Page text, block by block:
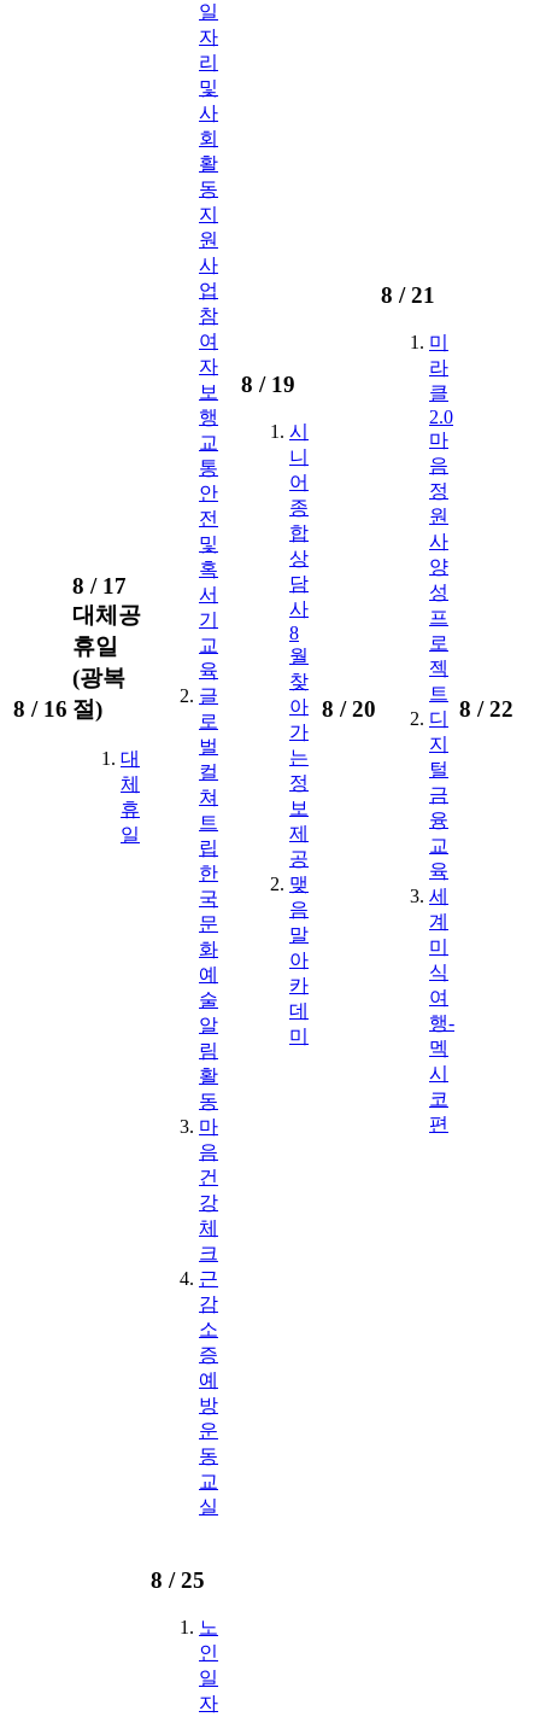
8 / 16
8 / 17
대체공
휴일
(광복
절)
대
체
휴
일
일
자
리
및
사
회
활
동
지
원
사
업
참
여
자
보
행
교
통
안
전
및
혹
서
기
교
육
글
로
벌
컬
쳐
트
립
한
국
문
화
예
술
알
림
활
동
마
음
건
강
체
크
근
감
소
증
예
방
운
동
교
실
8 / 19
시
니
어
종
합
상
담
사
8
월
찾
아
가
는
정
보
제
공
맺
음
말
아
카
데
미
8 /20
8 /21
미
라
클
2.0
마
음
정
원
사
양
성
프
로
젝
트
디
지
털
금
융
교
육
세
계
미
식
여
행-
멕
시
코
편
8 /22
8 /25
노
인
일
자